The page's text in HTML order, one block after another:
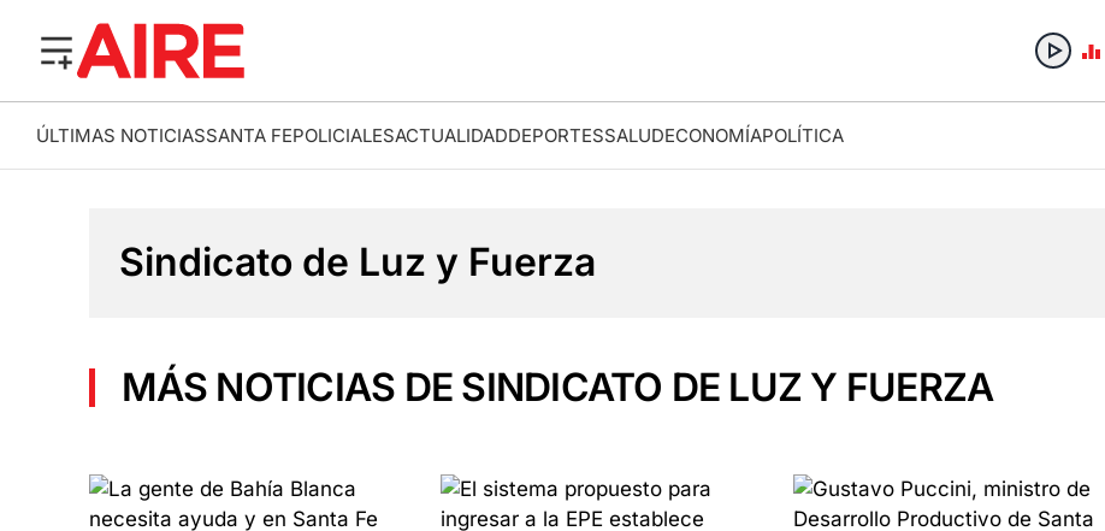
ÚLTIMAS NOTICIASSANTA FEPOLICIALESACTUALIDADDEPORTESSALUDECONOMÍAPOLÍTICA
Sindicato de Luz y Fuerza
MÁS NOTICIAS DE SINDICATO DE LUZ Y FUERZA